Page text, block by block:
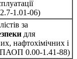
1.01-06)
за
для
нафтохімічних і
0.00-1.41-88)